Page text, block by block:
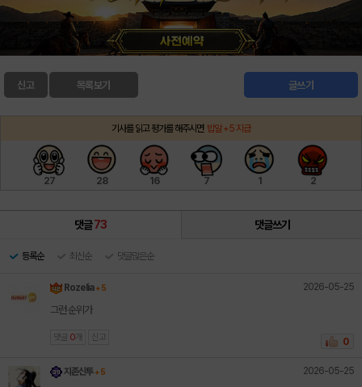
신고 글쓰기
목록보기
기사를 읽고 평가를 해주시면 밥알 +5 지급
27 28 16 7 1 2
댓글73 댓글쓰기
등록순 최신순 댓글많은순
Rozelia + 5 2026-05-25
그런 순위가
댓글 0 개 신고 0
지존신투 + 5 2026-05-25